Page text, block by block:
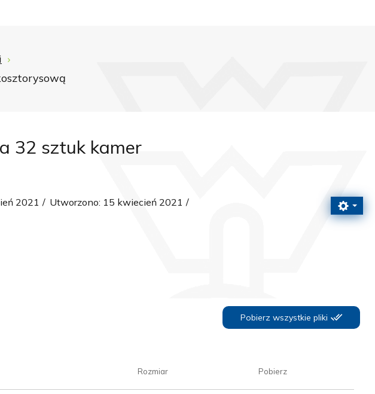
32 sztuk kamer
2021
Utworzono: 15 kwiecień 2021
Pobierz wszystkie pliki
Rozmiar Pobierz